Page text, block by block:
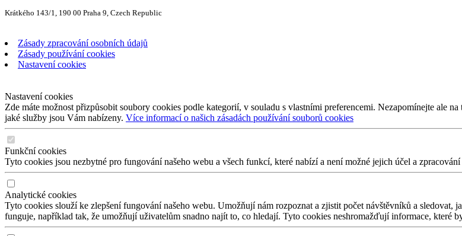
Krátkého 143/1, 190 00 Praha 9, Czech Republic
Zásady zpracování osobních údajů
Zásady používání cookies
Nastavení cookies
Nastavení cookies
Zde máte možnost přizpůsobit soubory cookies podle kategorií, v souladu s vlastními preferencemi. Nezapomínejte ale
jaké služby jsou Vám nabízeny. Více informací o našich zásadách používání souborů cookies
Funkční cookies
Tyto cookies jsou nezbytné pro fungování našeho webu a všech funkcí, které nabízí a není možné jejich účel a
Analytické cookies
Tyto cookies slouží ke zlepšení fungování našeho webu. Umožňují nám rozpoznat a zjistit počet návštěvníků a
funguje, například tak, že umožňují uživatelům snadno najít to, co hledají. Tyto cookies neshromažďují informace, které